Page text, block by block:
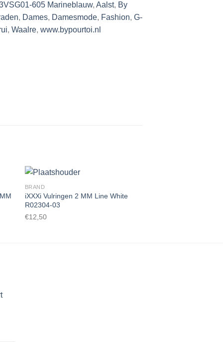
605 Marineblauw, Aalst, By
, Dames, Damesmode, Fashion, G-
, Waalre, www.bypourtoi.nl
BRAND
iXXXi Vulringen 2 MM Line White
R02304-03
€12,50